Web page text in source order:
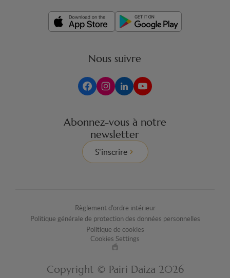
Nous suivre
Abonnez-vous à notre
newsletter
S'inscrire
Règlement d'ordre intérieur
Politique générale de protection des données personnelles
Politique de cookies
Cookies Settings
Made
by
Copyright © Pairi Daiza 2026